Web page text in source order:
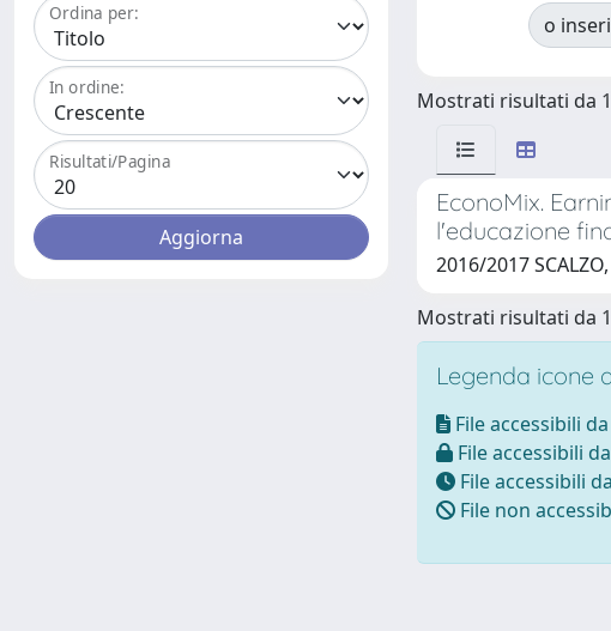
Ordina per:
In ordine:
Risultati/Pagina
o
Mostrati risultati da 1
EconoMix.
l'educazione
2016/2017
Mostrati risultati da 1
Legenda icone
File accessibili
File accessibili
File accessibili
File non